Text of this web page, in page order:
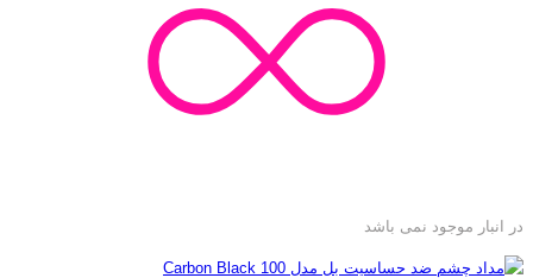
در انبار موجود نمی باشد